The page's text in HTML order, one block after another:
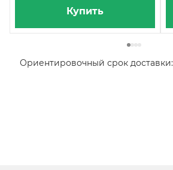
Купить
Ориентировочный срок доставки: